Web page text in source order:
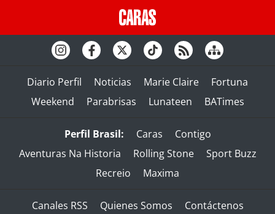
Diario Perfil Noticias Marie Claire
Fortuna
Weekend
Parabrisas Lunateen BATimes
Perfil Brasil: Caras
Contigo
Aventuras Na Historia
Rolling Stone
Sport Buzz
Recreio
Maxima
Canales RSS Quienes Somos Contáctenos